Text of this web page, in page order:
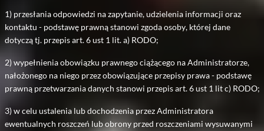
1) przesłania odpowiedzi na zapytanie, udzielenia informacji oraz
kontaktu - podstawę prawną stanowi zgoda osoby, której dane
dotyczą tj. przepis art. 6 ust 1 lit. a) RODO;
2) wypełnienia obowiązku prawnego ciążącego na Administratorze,
nałożonego na niego przez obowiązujące przepisy prawa - podstawę
prawną przetwarzania danych stanowi przepis art. 6 ust 1 lit c) RODO;
3) w celu ustalenia lub dochodzenia przez Administratora
ewentualnych roszczeń lub obrony przed roszczeniami wysuwanymi